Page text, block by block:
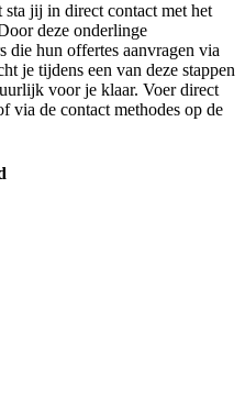
jij in direct contact met het
deze onderlinge
die hun offertes aanvragen via
je tijdens een van deze stappen
voor je klaar. Voer direct
via de contact methodes op de